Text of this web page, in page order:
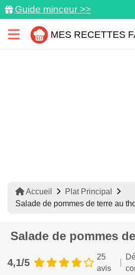
Guide minceur >>
MES RECETTES
Accueil
Plat Principal
Salade de pommes de terre au
Salade de pommes
4,1/5
25
avis